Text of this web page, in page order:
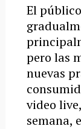
El
pero las
nuevas
video
semana,